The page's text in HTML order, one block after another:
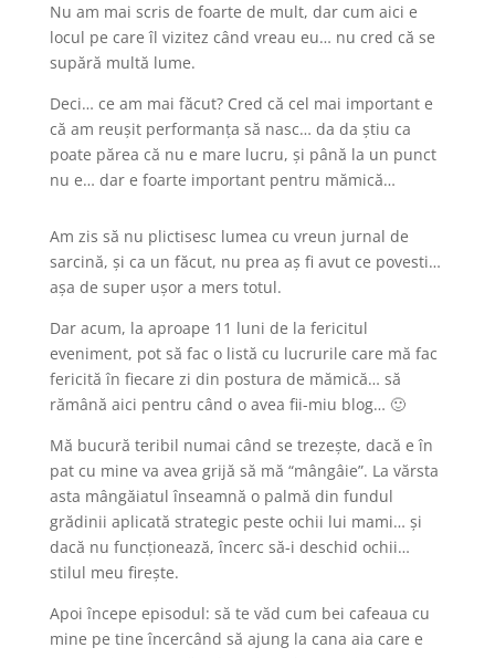
Nu am mai scris de foarte de mult, dar cum aici e
locul pe care îl vizitez când vreau eu… nu cred că se
supără multă lume.
Deci… ce am mai făcut? Cred că cel mai important e
că am reușit performanța să nasc… da da știu ca
poate părea că nu e mare lucru, și până la un punct
nu e… dar e foarte important pentru mămică…
Am zis să nu plictisesc lumea cu vreun jurnal de
sarcină, și ca un făcut, nu prea aș fi avut ce povesti…
așa de super ușor a mers totul.
Dar acum, la aproape 11 luni de la fericitul
eveniment, pot să fac o listă cu lucrurile care mă fac
fericită în fiecare zi din postura de mămică… să
rămână aici pentru când o avea fii-miu blog… 🙂
Mă bucură teribil numai când se trezește, dacă e în
pat cu mine va avea grijă să mă “mângâie”. La vărsta
asta mângăiatul înseamnă o palmă din fundul
grădinii aplicată strategic peste ochii lui mami… și
dacă nu funcționează, încerc să-i deschid ochii…
stilul meu firește.
Apoi începe episodul: să te văd cum bei cafeaua cu
mine pe tine încercând să ajung la cana aia care e